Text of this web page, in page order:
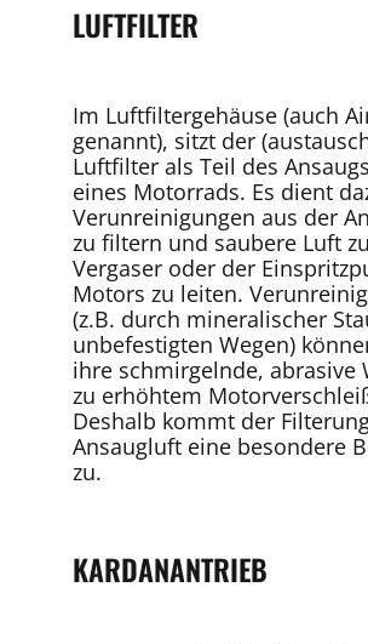
LUFTFILTER
Im Luftfiltergehäuse (auch
genannt), sitzt der
Luftfilter als Teil des
eines Motorrads. Es dient
Verunreinigungen aus der
zu filtern und saubere Luft
Vergaser oder der
Motors zu leiten.
(z.B. durch mineralischer
unbefestigten Wegen)
ihre schmirgelnde, abrasive
zu erhöhtem
Deshalb kommt der
Ansaugluft eine besondere
zu.
KARDANANTRIEB